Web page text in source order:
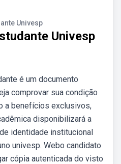
Univesp
Univesp
é um documento
comprovar sua condição
a benefícios exclusivos,
disponibilizará a
identidade institucional
univesp. Webo candidato
cópia autenticada do visto